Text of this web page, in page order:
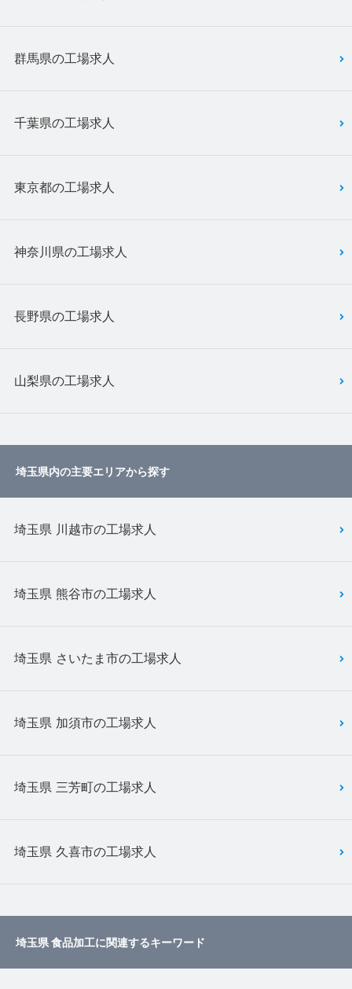
群馬県の工場求人
千葉県の工場求人
東京都の工場求人
神奈川県の工場求人
長野県の工場求人
山梨県の工場求人
埼玉県内の主要エリアから探す
埼玉県 川越市の工場求人
埼玉県 熊谷市の工場求人
埼玉県 さいたま市の工場求人
埼玉県 加須市の工場求人
埼玉県 三芳町の工場求人
埼玉県 久喜市の工場求人
埼玉県 食品加工に関連するキーワード